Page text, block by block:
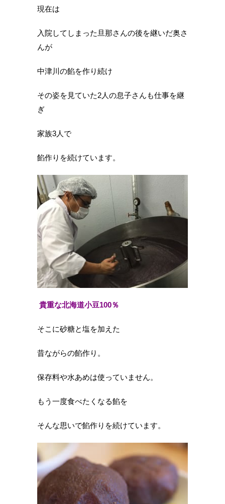
現在は
入院してしまった旦那さんの後を継いだ奥さ
んが
中津川の餡を作り続け
その姿を見ていた2人の息子さんも仕事を継
ぎ
家族3人で
餡作りを続けています。
貴重な北海道小豆100％
そこに砂糖と塩を加えた
昔ながらの餡作り。
保存料や水あめは使っていません。
もう一度食べたくなる餡を
そんな思いで餡作りを続けています。